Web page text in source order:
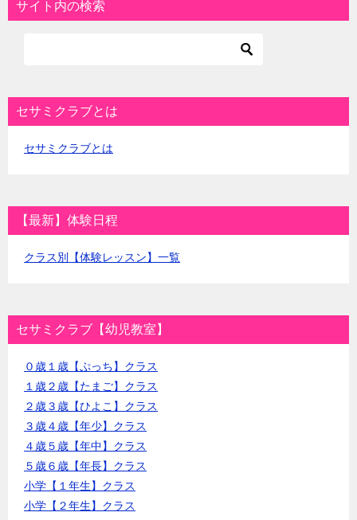
サイト内の検索
セサミクラブとは
セサミクラブとは
【最新】体験日程
クラス別【体験レッスン】一覧
セサミクラブ【幼児教室】
０歳１歳【ぷっち】クラス
１歳２歳【たまご】クラス
２歳３歳【ひよこ】クラス
３歳４歳【年少】クラス
４歳５歳【年中】クラス
５歳６歳【年長】クラス
小学【１年生】クラス
小学【２年生】クラス